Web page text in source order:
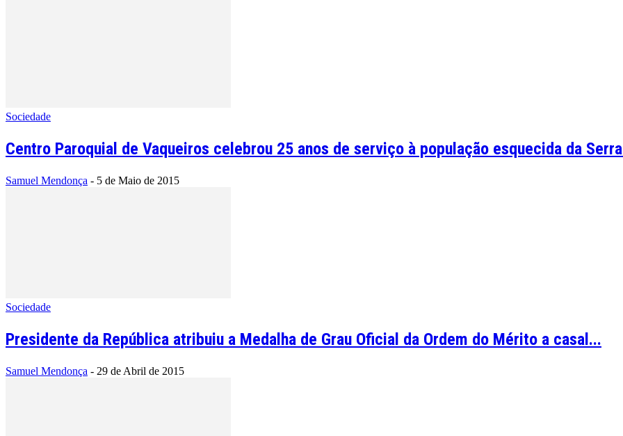
Sociedade
Centro Paroquial de Vaqueiros celebrou 25 anos de serviço à população esquecida da
Samuel Mendonça - 5 de Maio de 2015
Sociedade
Presidente da República atribuiu a Medalha de Grau Oficial da Ordem do Mérito a casal...
Samuel Mendonça - 29 de Abril de 2015